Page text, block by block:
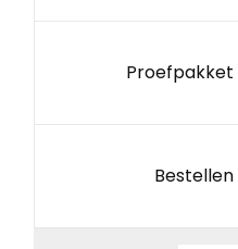
Proefpakket
Bestellen